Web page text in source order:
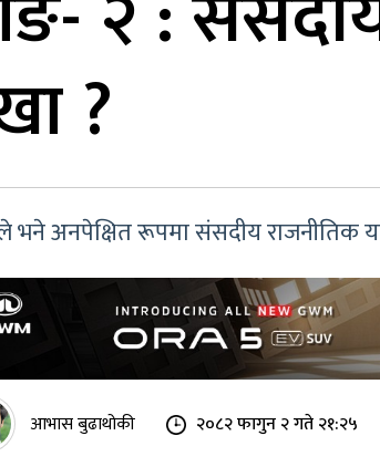
?
भने अनपेक्षित रूपमा संसदीय राजनीतिक
आभास बुढाथोकी २०८२ फागुन २ गते २१:२५